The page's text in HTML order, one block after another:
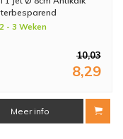
2 - 3 Weken
10,03
8,29
Meer info